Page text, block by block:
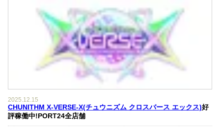
2025.12.15
CHUNITHM X-VERSE-X(チュウニズム クロスバース エックス)好
評稼働中!PORT24全店舗